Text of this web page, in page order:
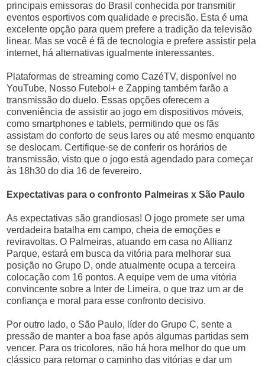
principais emissoras do Brasil conhecida por transmitir
eventos esportivos com qualidade e precisão. Esta é uma
excelente opção para quem prefere a tradição da televisão
linear. Mas se você é fã de tecnologia e prefere assistir pela
internet, há alternativas igualmente interessantes.
Plataformas de streaming como CazéTV, disponível no
YouTube, Nosso Futebol+ e Zapping também farão a
transmissão do duelo. Essas opções oferecem a
conveniência de assistir ao jogo em dispositivos móveis,
como smartphones e tablets, permitindo que os fãs
assistam do conforto de seus lares ou até mesmo enquanto
se deslocam. Certifique-se de conferir os horários de
transmissão, visto que o jogo está agendado para começar
às 18h30 do dia 16 de fevereiro.
Expectativas para o confronto Palmeiras x São Paulo
As expectativas são grandiosas! O jogo promete ser uma
verdadeira batalha em campo, cheia de emoções e
reviravoltas. O Palmeiras, atuando em casa no Allianz
Parque, estará em busca da vitória para melhorar sua
posição no Grupo D, onde atualmente ocupa a terceira
colocação com 16 pontos. A equipe vem de uma vitória
convincente sobre a Inter de Limeira, o que traz um ar de
confiança e moral para esse confronto decisivo.
Por outro lado, o São Paulo, líder do Grupo C, sente a
pressão de manter a boa fase após algumas partidas sem
vencer. Para os tricolores, não há hora melhor do que um
clássico para retomar o caminho das vitórias e dar um